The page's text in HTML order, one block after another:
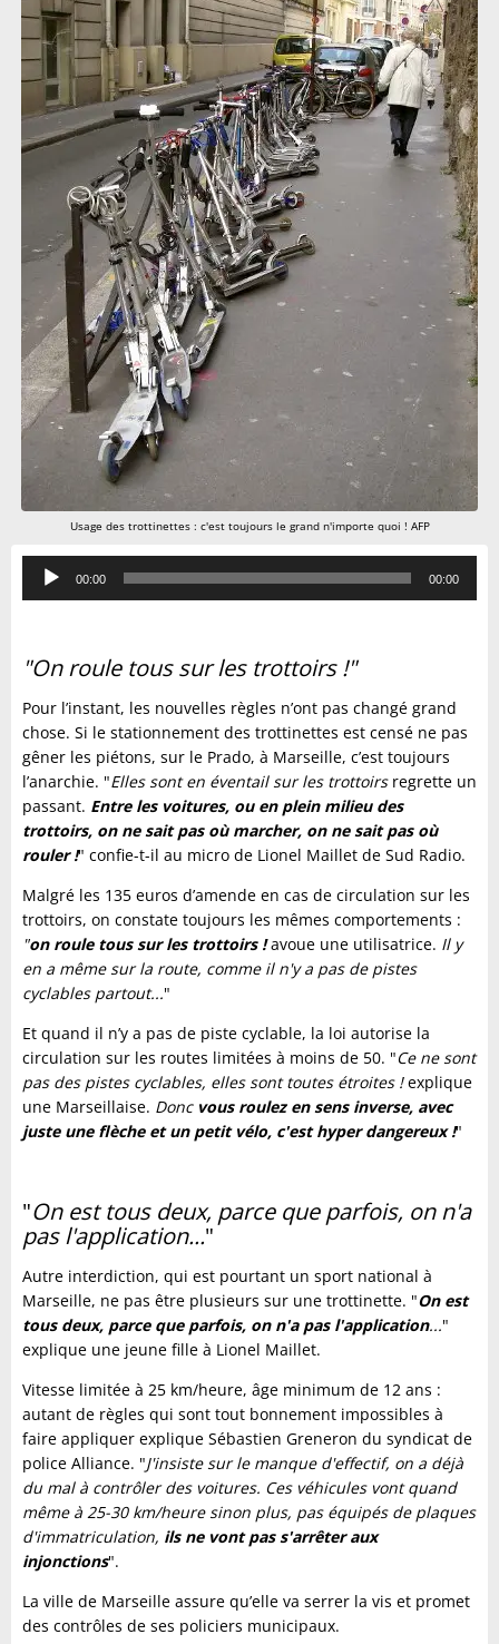
Usage des trottinettes : c'est toujours le grand n'importe quoi ! AFP
Lecteur
audio
00:00 00:00
"On roule tous sur les trottoirs !"
Pour l’instant, les nouvelles règles n’ont pas changé grand
chose. Si le stationnement des trottinettes est censé ne pas
gêner les piétons, sur le Prado, à Marseille, c’est toujours
l’anarchie. "Elles sont en éventail sur les trottoirsregrette un
passant. Entre les voitures, ou en plein milieu des
trottoirs, on ne sait pas où marcher, on ne sait pas où
rouler !" confie-t-il au micro de Lionel Maillet de Sud Radio.
Malgré les 135 euros d’amende en cas de circulation sur les
trottoirs, on constate toujours les mêmes comportements :
"on roule tous sur les trottoirs !avoue une utilisatrice. Il y
en a même sur la route, comme il n'y a pas de pistes
cyclables partout..."
Et quand il n’y a pas de piste cyclable, la loi autorise la
circulation sur les routes limitées à moins de 50. "Ce ne sont
pas des pistes cyclables, elles sont toutes étroites !explique
une Marseillaise. Donc vous roulez en sens inverse, avec
juste une flèche et un petit vélo, c'est hyper dangereux !"
"On est tous deux, parce que parfois, on n'a
pas l'application..."
Autre interdiction, qui est pourtant un sport national à
Marseille, ne pas être plusieurs sur une trottinette. "On est
tous deux, parce que parfois, on n'a pas l'application..."
explique une jeune fille à Lionel Maillet.
Vitesse limitée à 25 km/heure, âge minimum de 12 ans :
autant de règles qui sont tout bonnement impossibles à
faire appliquer explique Sébastien Greneron du syndicat de
police Alliance. "J'insiste sur le manque d'effectif, on a déjà
du mal à contrôler des voitures. Ces véhicules vont quand
même à 25-30 km/heure sinon plus, pas équipés de plaques
d'immatriculation, ils ne vont pas s'arrêter aux
injonctions".
La ville de Marseille assure qu’elle va serrer la vis et promet
des contrôles de ses policiers municipaux.